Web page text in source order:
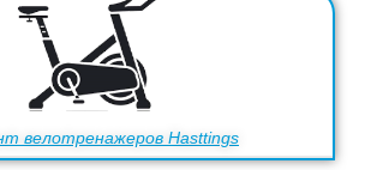
велотренажеров Hasttings